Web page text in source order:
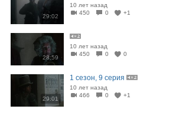
29:02
10 лет назад
450
0 +1
28:59
10 лет назад
450
0 0
29:01
1 сезон, 9 серия
10 лет назад
466
0 +1